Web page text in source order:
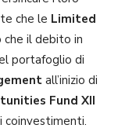
che le Limited
il debito in
portafoglio di
all’inizio di
Fund XII
coinvestimenti.